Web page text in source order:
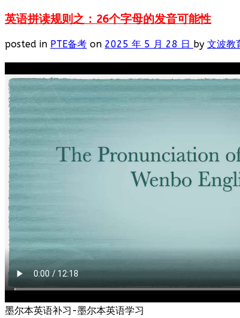
英语拼读规则之：26个字母的发音可能性
posted in PTE备考 on 2025 年 5 月 28 日 by 文波教
墨尔本英语补习-墨尔本英语学习